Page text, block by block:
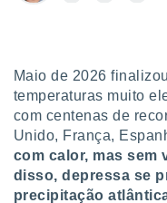
lhe
Pode
na nossa
e
a
Maio de 2026
temperaturas muito
com centenas de
Unido, França,
com calor, mas sem
disso, depressa se
precipitação